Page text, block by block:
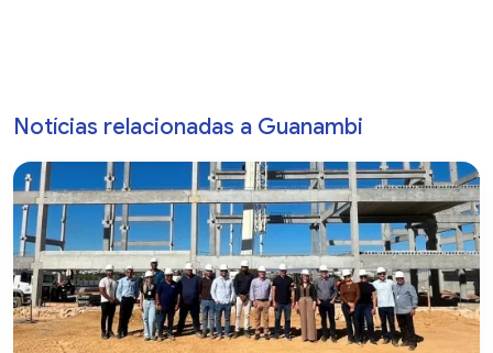
Notícias relacionadas a Guanambi